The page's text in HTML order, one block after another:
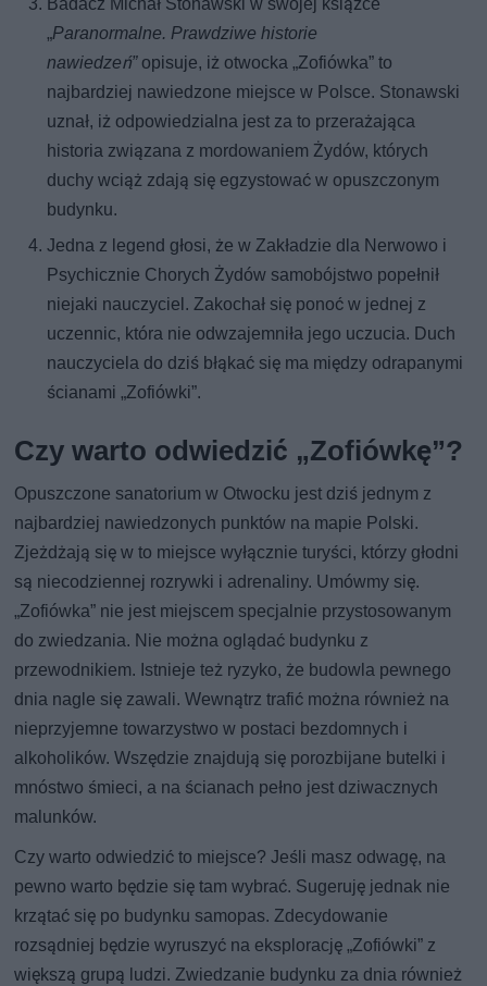
„Paranormalne. Prawdziwe historie
nawiedzeń” opisuje, iż otwocka „Zofiówka” to
najbardziej nawiedzone miejsce w Polsce. Stonawski
uznał, iż odpowiedzialna jest za to przerażająca
historia związana z mordowaniem Żydów, których
duchy wciąż zdają się egzystować w opuszczonym
budynku.
Jedna z legend głosi, że w Zakładzie dla Nerwowo i
Psychicznie Chorych Żydów samobójstwo popełnił
niejaki nauczyciel. Zakochał się ponoć w jednej z
uczennic, która nie odwzajemniła jego uczucia. Duch
nauczyciela do dziś błąkać się ma między odrapanymi
ścianami „Zofiówki”.
Czy warto odwiedzić „Zofiówkę”?
Opuszczone sanatorium w Otwocku jest dziś jednym z
najbardziej nawiedzonych punktów na mapie Polski.
Zjeżdżają się w to miejsce wyłącznie turyści, którzy głodni
są niecodziennej rozrywki i adrenaliny. Umówmy się.
„Zofiówka” nie jest miejscem specjalnie przystosowanym
do zwiedzania. Nie można oglądać budynku z
przewodnikiem. Istnieje też ryzyko, że budowla pewnego
dnia nagle się zawali. Wewnątrz trafić można również na
nieprzyjemne towarzystwo w postaci bezdomnych i
alkoholików. Wszędzie znajdują się porozbijane butelki i
mnóstwo śmieci, a na ścianach pełno jest dziwacznych
malunków.
Czy warto odwiedzić to miejsce? Jeśli masz odwagę, na
pewno warto będzie się tam wybrać. Sugeruję jednak nie
krzątać się po budynku samopas. Zdecydowanie
rozsądniej będzie wyruszyć na eksplorację „Zofiówki” z
większą grupą ludzi. Zwiedzanie budynku za dnia również